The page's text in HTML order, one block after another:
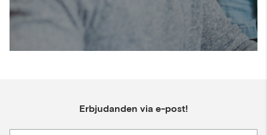
Erbjudanden via e-post!